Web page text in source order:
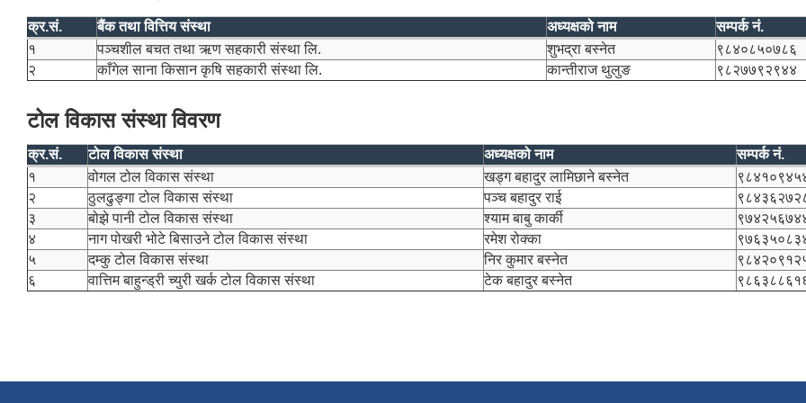
क्र.सं. बैंक तथा वित्तिय संस्था अध्यक्षको नाम
सम्पर्क नं.
१
पञ्चशील बचत तथा ऋण सहकारी संस्था लि. शुभद्रा बस्नेत
९८४०८५०७८६
२
काँगेल साना किसान कृषि सहकारी संस्था लि. कान्तीराज थुलुङ ९८२७७९२९४४
टोल विकास संस्था विवरण
क्र.सं. टोल विकास संस्था अध्यक्षको नाम
सम्पर्क नं.
१
वोगल टोल विकास संस्था खड्ग बहादुर लामिछाने बस्नेत
२
ठुलढुङ्गा टोल विकास संस्था पञ्च बहादुर राई
३
बोझे पानी टोल विकास संस्था श्याम बाबु कार्की
४
नाग पोखरी भोटे बिसाउने टोल विकास संस्था रमेश रोक्का
५
दम्कु टोल विकास संस्था निर कुमार बस्नेत
६
वात्तिम बाहुन्ड्री च्युरी खर्क टोल विकास संस्था टेक बहादुर बस्नेत